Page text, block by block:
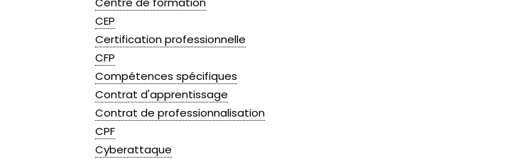
CEP
Certification professionnelle
CFP
Compétences spécifiques
Contrat d'apprentissage
Contrat de professionnalisation
CPF
Cyberattaque